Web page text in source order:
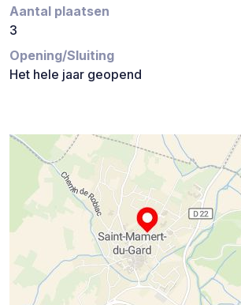
Aantal plaatsen
3
Opening/Sluiting
Het hele jaar geopend